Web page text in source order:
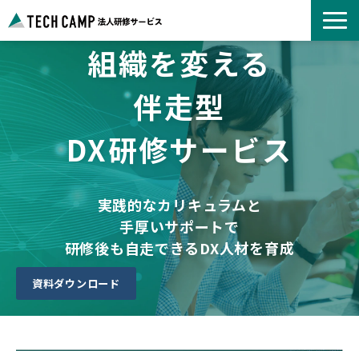
よくあるご質問
お知らせ
事例紹介一覧
コース一覧
選ばれる理由
パートナー募集
組織を変える
伴走型
DX研修サービス
実践的なカリキュラムと
手厚いサポートで
研修後も自走できるDX人材を育成
資料ダウンロード